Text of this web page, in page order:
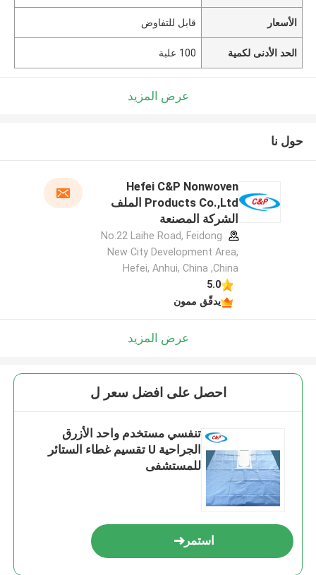
الأسعار قابل للتفاوض
الحد الأدنى لكمية 100 علبة
عرض المزيد
حول نا
Hefei C&P Nonwoven
Products Co.,Ltd الملف
الشركة المصنعة
No.22 Laihe Road, Feidong
New City Development Area,
Hefei, Anhui, China ,China
5.0
يدقّق ممون
عرض المزيد
احصل على افضل سعر ل
تنفسي مستخدم واحد الأزرق
الجراحية U تقسيم غطاء الستائر
للمستشفى
استمر